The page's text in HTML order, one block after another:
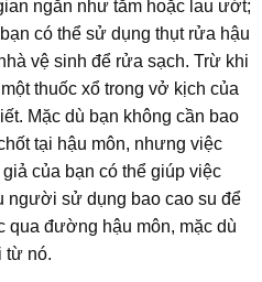
ngắn như tắm hoặc lau ướt;
có thể sử dụng thụt rửa hậu
vệ sinh để rửa sạch. Trừ khi
thuốc xổ trong vở kịch của
Mặc dù bạn không cần bao
tại hậu môn, nhưng việc
của bạn có thể giúp việc
người sử dụng bao cao su để
qua đường hậu môn, mặc dù
từ nó.